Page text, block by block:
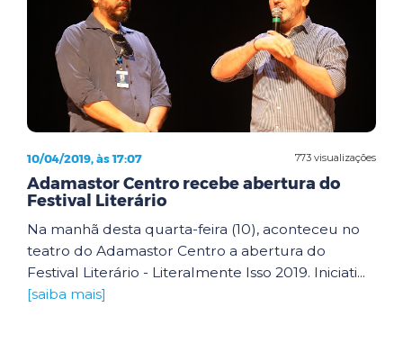
773 visualizações
10/04/2019, às 17:07
Adamastor Centro recebe abertura do
Festival Literário
Na manhã desta quarta-feira (10), aconteceu no
teatro do Adamastor Centro a abertura do
Festival Literário - Literalmente Isso 2019. Iniciati...
[saiba mais]